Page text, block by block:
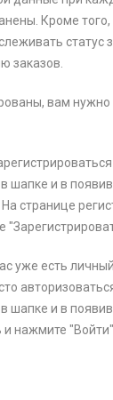
Кроме
статус
заказов.
вам нужно
шапке и в
странице
уже есть
шапке и в
и нажмите "Войти".